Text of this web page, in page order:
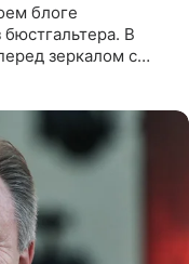
блоге
В
зеркалом с